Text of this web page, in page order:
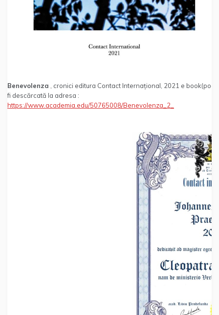
Benevolenza , cronici editura Contact Internațional, 2021 e
fi descărcată la adresa :
https://www.academia.edu/50765008/Benevolenza_2_